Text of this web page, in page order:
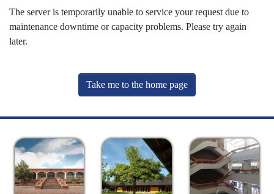
The server is temporarily unable to service your request due to
maintenance downtime or capacity problems. Please try again
later.
Take me to the home page